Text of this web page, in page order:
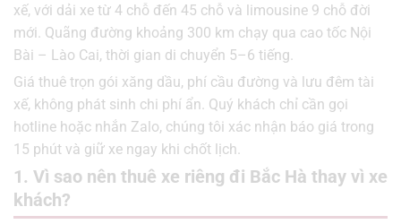
xế, với dải xe từ 4 chỗ đến 45 chỗ và limousine 9 chỗ đời
mới. Quãng đường khoảng 300 km chạy qua cao tốc Nội
Bài – Lào Cai, thời gian di chuyển 5–6 tiếng.
Giá thuê trọn gói xăng dầu, phí cầu đường và lưu đêm tài
xế, không phát sinh chi phí ẩn. Quý khách chỉ cần gọi
hotline hoặc nhắn Zalo, chúng tôi xác nhận báo giá trong
15 phút và giữ xe ngay khi chốt lịch.
1. Vì sao nên thuê xe riêng đi Bắc Hà thay vì xe
khách?